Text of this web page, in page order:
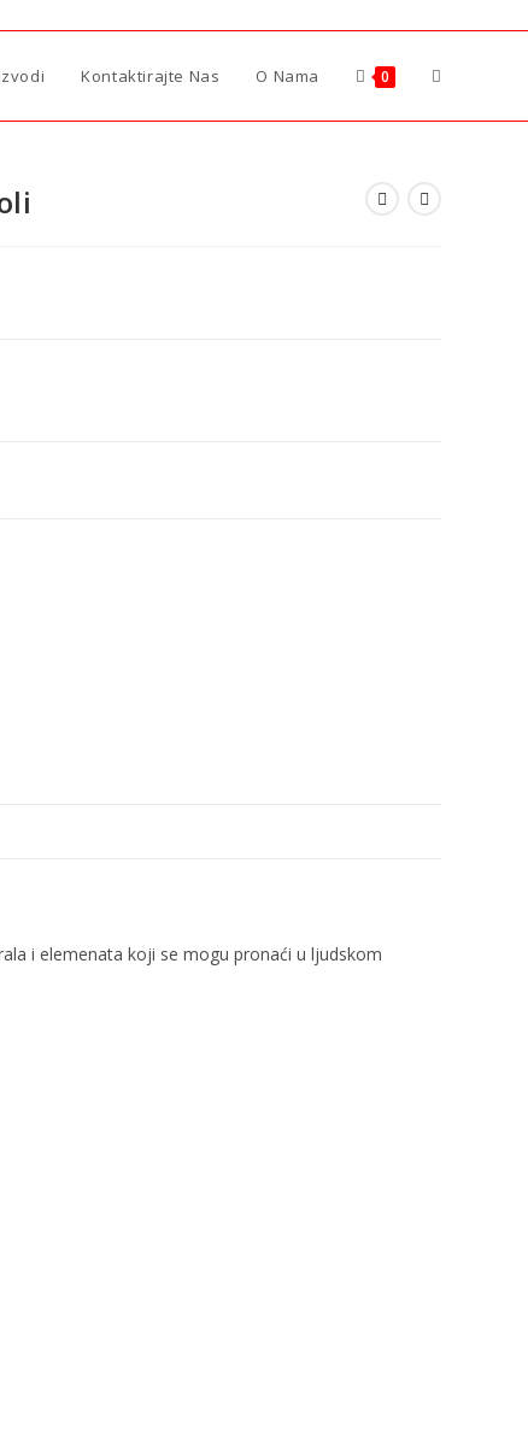
Kontaktirajte Nas O Nama 0
i elemenata koji se mogu pronaći u ljudskom